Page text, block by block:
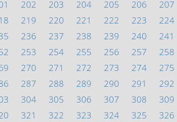
202 203 204 205 206
207
219 220 221 222 223
224
236 237 238 239 240
241
253 254 255 256 257
258
270 271 272 273 274
275
287 288 289 290 291
292
304 305 306 307 308
309
321 322 323 324 325 326